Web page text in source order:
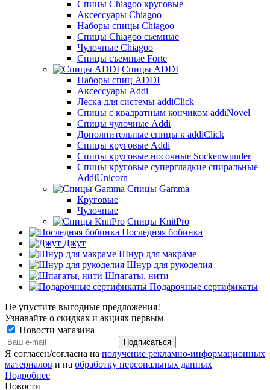
Cпицы Сhiagoo круговые
Аксессуары Chiagoo
Наборы спицы Chiagoo
Спицы Chiagoo сьемные
Чулочные Chiagoo
Спицы съемные Forte
Спицы ADDI
Наборы спиц ADDI
Аксессуары Addi
Леска для системы addiClick
Спицы с квадратным кончиком addiNovel
Спицы чулочные Addi
Дополнительные спицы к addiClick
Спицы круговые Addi
Спицы круговые носочные Sockenwunder
Спицы круговые супергладкие спиральные
AddiUnicorn
Спицы Gamma
Круговые
Чулочные
Спицы KnitPro
Последняя бобинка
Джут
Шнур для макраме
Шнур для рукоделия
Шпагаты, нити
Подарочные сертификаты
Не упустите выгодные предложения!
Узнавайте о скидках и акциях первым
Новости магазина
Я согласен/согласна на получение рекламно-информационных
материалов и на обработку персональных данных
Подробнее
Новости